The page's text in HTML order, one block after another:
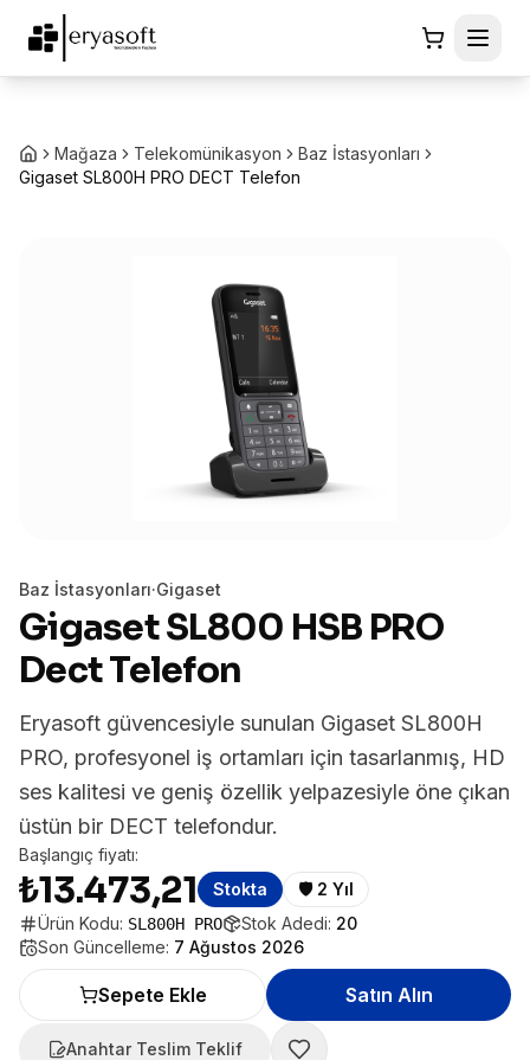
Mağaza Telekomünikasyon
Baz İstasyonları
Gigaset SL800H PRO DECT Telefon
Baz İstasyonları·Gigaset
Gigaset SL800 HSB PRO
Dect Telefon
Eryasoft güvencesiyle sunulan Gigaset SL800H
PRO, profesyonel iş ortamları için tasarlanmış, HD
ses kalitesi ve geniş özellik yelpazesiyle öne çıkan
üstün bir DECT telefondur.
Başlangıç fiyatı:
₺13.473,21 Stokta 🛡️ 2 Yıl
Ürün Kodu: SL800H PRO Stok Adedi: 20
Son Güncelleme: 7 Ağustos 2026
Sepete Ekle Satın Alın
Anahtar Teslim Teklif